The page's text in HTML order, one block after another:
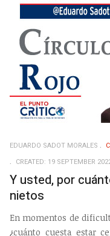
EDUARDO SADOT MORALES
CREATED: 19 SEPTEMBER
Y usted, por
nietos
En momentos de
¿cuánto cuesta estar